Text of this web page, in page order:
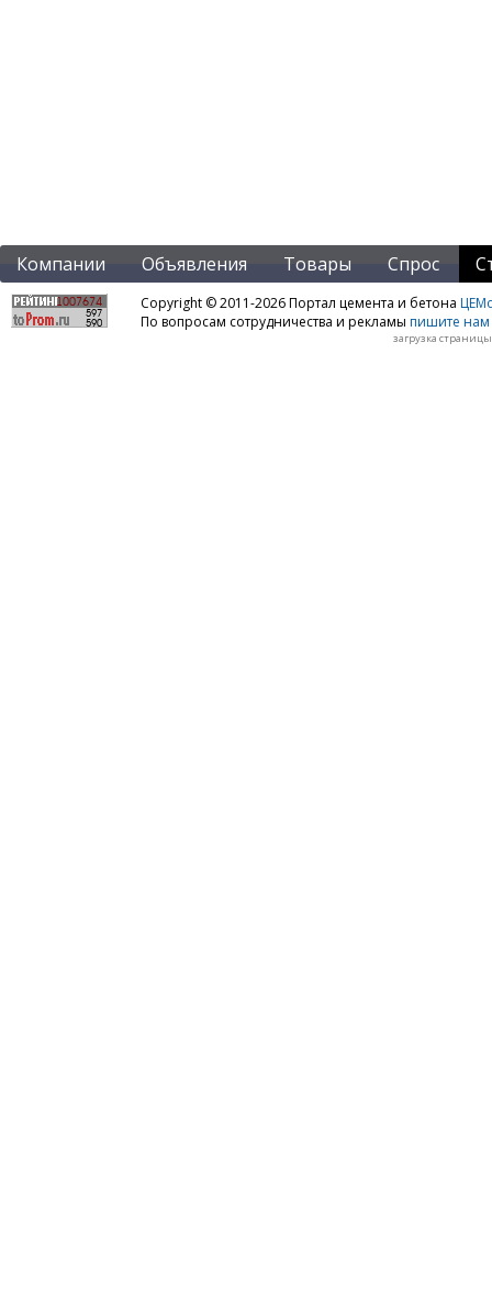
Компании Объявления Товары Спрос
Copyright © 2011-2026 Портал цемента и бетона
По вопросам сотрудничества и рекламы пишите нам
загрузка